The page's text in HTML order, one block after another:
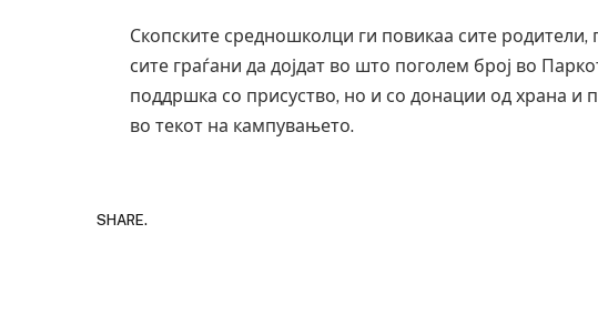
Скопските средношколци ги повикаа сите
сите граѓани да дојдат во што поголем број во
поддршка со присуство, но и со донации од храна и
во текот на кампувањето.
SHARE.